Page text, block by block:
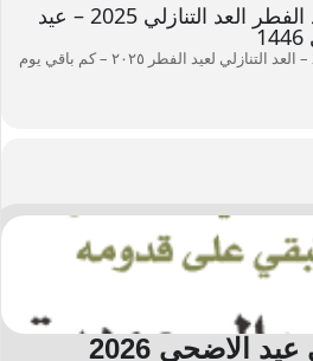
كم باقي على العيد الفطر العد التنازلي 2025 – عيد
كم باقي لعيد الفطر 2025 – العد التنازلي لعيد الفطر ۲۰۲٥ – كم باقي يوم
الاضحى 2026